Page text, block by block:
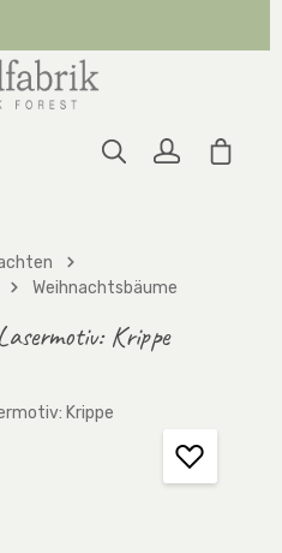
Weihnachtsbäume
Krippe